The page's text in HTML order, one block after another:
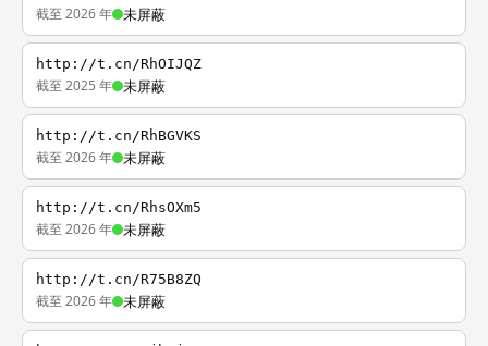
截至 2026 年 未屏蔽
http://t.cn/RhOIJQZ
截至 2025 年 未屏蔽
http://t.cn/RhBGVKS
截至 2026 年 未屏蔽
http://t.cn/RhsOXm5
截至 2026 年 未屏蔽
http://t.cn/R75B8ZQ
截至 2026 年 未屏蔽